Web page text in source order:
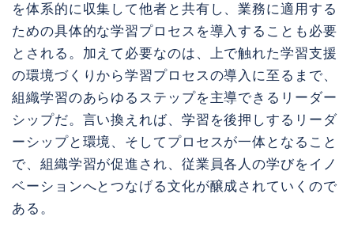
を体系的に収集して他者と共有し、業務に適用する
ための具体的な学習プロセスを導入することも必要
とされる。加えて必要なのは、上で触れた学習支援
の環境づくりから学習プロセスの導入に至るまで、
組織学習のあらゆるステップを主導できるリーダー
シップだ。言い換えれば、学習を後押しするリーダ
ーシップと環境、そしてプロセスが一体となること
で、組織学習が促進され、従業員各人の学びをイノ
ベーションへとつなげる文化が醸成されていくので
ある。